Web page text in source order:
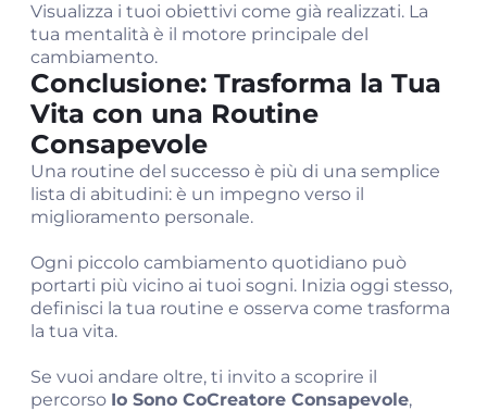
Visualizza i tuoi obiettivi come già realizzati. La
tua mentalità è il motore principale del
cambiamento.
Conclusione: Trasforma la Tua
Vita con una Routine
Consapevole
Una routine del successo è più di una semplice
lista di abitudini: è un impegno verso il
miglioramento personale.
Ogni piccolo cambiamento quotidiano può
portarti più vicino ai tuoi sogni. Inizia oggi stesso,
definisci la tua routine e osserva come trasforma
la tua vita.
Se vuoi andare oltre, ti invito a scoprire il
percorso Io Sono CoCreatore Consapevole,